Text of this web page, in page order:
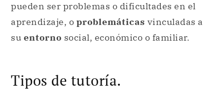
pueden ser problemas o dificultades en el
aprendizaje, o problemáticas vinculadas a
su entorno social, económico o familiar.
Tipos de tutoría.